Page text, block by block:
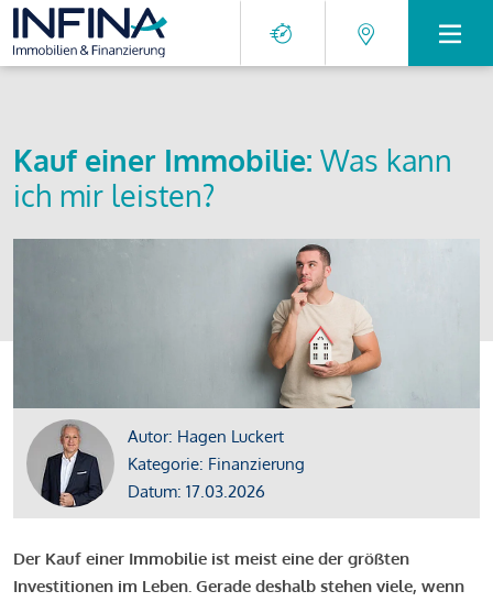
Kauf einer Immobilie: Was kann
ich mir leisten?
Autor: Hagen Luckert
Kategorie: Finanzierung
Datum: 17.03.2026
Der Kauf einer Immobilie ist meist eine der größten
Investitionen im Leben. Gerade deshalb stehen viele, wenn